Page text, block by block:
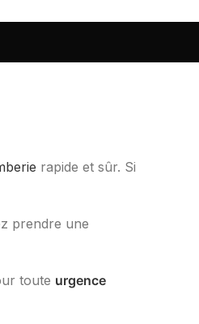
rapide et sûr. Si
prendre une
toute urgence